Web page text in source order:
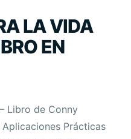
LA VIDA
EN
– Libro de Conny
Aplicaciones Prácticas